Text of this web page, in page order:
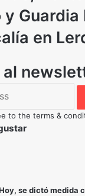
Guardia
en
to the terms &
se dictó medida